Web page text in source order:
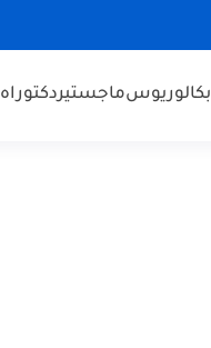
بكالوريوسماجستيردكتوراه